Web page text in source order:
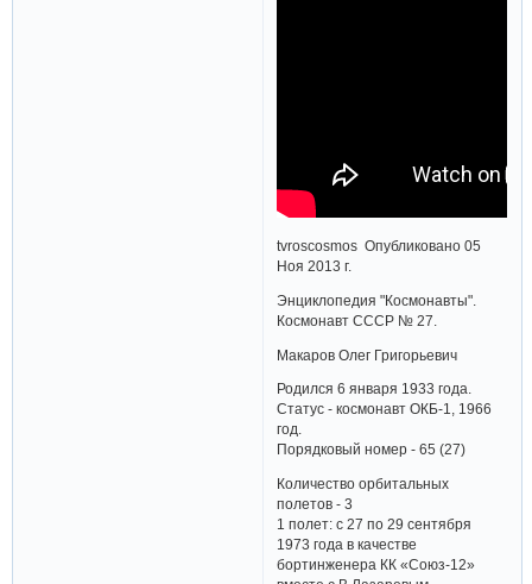
tvroscosmos Опубликовано 05
Ноя 2013 г.
Энциклопедия "Космонавты".
Космонавт СССР № 27.
Макаров Олег Григорьевич
Родился 6 января 1933 года.
Статус - космонавт ОКБ-1, 1966
год.
Порядковый номер - 65 (27)
Количество орбитальных
полетов - 3
1 полет: с 27 по 29 сентября
1973 года в качестве
бортинженера КК «Союз-12»